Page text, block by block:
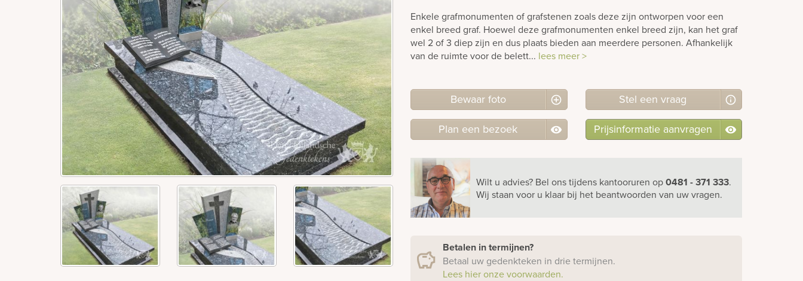
Enkele grafmonumenten of grafstenen zoals deze zijn ontworpen voor een
enkel breed graf. Hoewel deze grafmonumenten enkel breed zijn, kan het graf
wel 2 of 3 diep zijn en dus plaats bieden aan meerdere personen. Afhankelijk
van de ruimte voor de belett... lees meer >
Bewaar foto Stel een vraag
Plan een bezoek Prijsinformatie aanvragen
Wilt u advies? Bel onstijdens kantooruren op0481 - 371 333.
Wij staan voor u klaar bij het beantwoorden van uw vragen.
Betalen in termijnen?
Betaal uw gedenkteken in drie termijnen.
Lees hier onze voorwaarden.